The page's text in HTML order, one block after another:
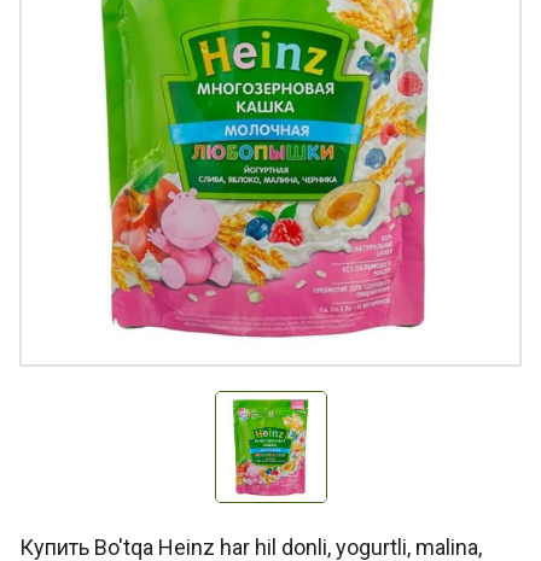
Купить Bo'tqa Heinz har hil donli, yogurtli, malina,